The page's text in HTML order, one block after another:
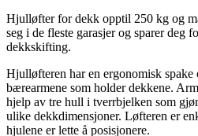
Hjulløfter for dekk opptil 250 kg og
seg i de fleste garasjer og sparer deg
dekkskifting.
Hjulløfteren har en ergonomisk spake
bærearmene som holder dekkene.
hjelp av tre hull i tverrbjelken som
ulike dekkdimensjoner. Løfteren er
hjulene er lette å posisjonere.